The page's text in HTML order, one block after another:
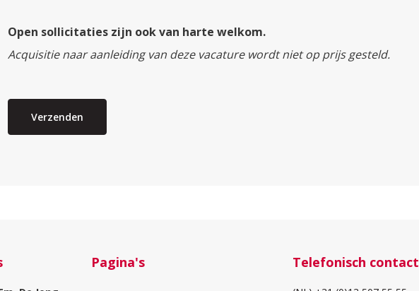
Open sollicitaties zijn ook van harte welkom.
Acquisitie naar aanleiding van deze vacature wordt niet op prijs gesteld.
Pagina's Telefonisch contact